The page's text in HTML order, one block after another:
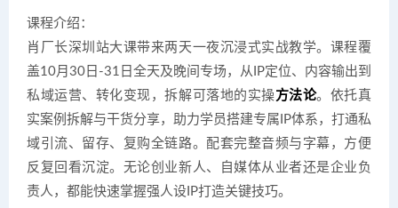
课程介绍：
肖厂长深圳站大课带来两天一夜沉浸式实战教学。课程覆
盖10月30日-31日全天及晚间专场，从IP定位、内容输出到
私域运营、转化变现，拆解可落地的实操方法论。依托真
实案例拆解与干货分享，助力学员搭建专属IP体系，打通私
域引流、留存、复购全链路。配套完整音频与字幕，方便
反复回看沉淀。无论创业新人、自媒体从业者还是企业负
责人，都能快速掌握强人设IP打造关键技巧。